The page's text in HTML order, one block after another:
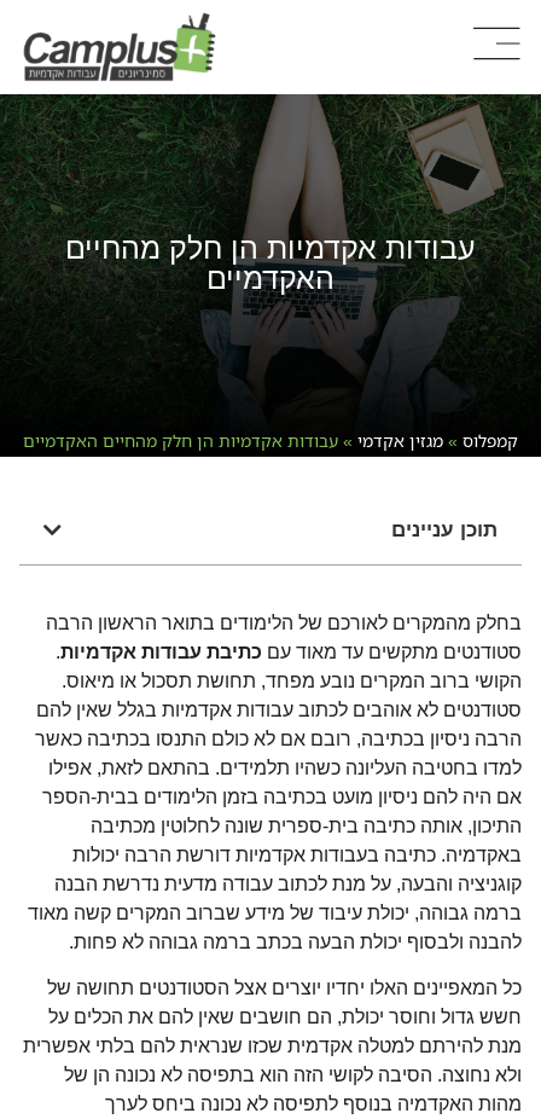
עבודות אקדמיות הן חלק מהחיים
האקדמיים
קמפלוס » מגזין אקדמי » עבודות אקדמיות הן חלק מהחיים האקדמיים
תוכן עניינים
בחלק מהמקרים לאורכם של הלימודים בתואר הראשון הרבה
סטודנטים מתקשים עד מאוד עם כתיבת עבודות אקדמיות.
הקושי ברוב המקרים נובע מפחד, תחושת תסכול או מיאוס.
סטודנטים לא אוהבים לכתוב עבודות אקדמיות בגלל שאין להם
הרבה ניסיון בכתיבה, רובם אם לא כולם התנסו בכתיבה כאשר
למדו בחטיבה העליונה כשהיו תלמידים. בהתאם לזאת, אפילו
אם היה להם ניסיון מועט בכתיבה בזמן הלימודים בבית-הספר
התיכון, אותה כתיבה בית-ספרית שונה לחלוטין מכתיבה
באקדמיה. כתיבה בעבודות אקדמיות דורשת הרבה יכולות
קוגניציה והבעה, על מנת לכתוב עבודה מדעית נדרשת הבנה
ברמה גבוהה, יכולת עיבוד של מידע שברוב המקרים קשה מאוד
להבנה ולבסוף יכולת הבעה בכתב ברמה גבוהה לא פחות.
כל המאפיינים האלו יחדיו יוצרים אצל הסטודנטים תחושה של
חשש גדול וחוסר יכולת, הם חושבים שאין להם את הכלים על
מנת להירתם למטלה אקדמית שכזו שנראית להם בלתי אפשרית
ולא נחוצה. הסיבה לקושי הזה הוא בתפיסה לא נכונה הן של
מהות האקדמיה בנוסף לתפיסה לא נכונה ביחס לערך